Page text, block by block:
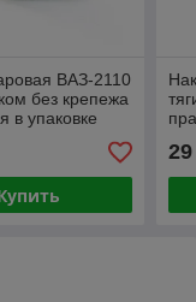
ВАЗ-2110
без крепежа
в упаковке
29